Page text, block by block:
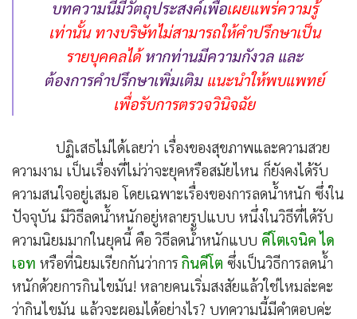
บทความนี้มีวัตถุประสงค์เพื่อเผยแพร่ความรู้
เท่านั้น ทางบริษัทไม่สามารถให้คำปรึกษาเป็น
รายบุคคลได้หากท่านมีความกังวล และ
ต้องการคำปรึกษาเพิ่มเติม แนะนำให้พบแพทย์
เพื่อรับการตรวจวินิจฉัย
ปฏิเสธไม่ได้เลยว่า เรื่องของสุขภาพและความสวย
ความงาม เป็นเรื่องที่ไม่ว่าจะยุคหรือสมัยไหน ก็ยังคงได้รับ
ความสนใจอยู่เสมอ โดยเฉพาะเรื่องของการลดน้ำหนัก ซึ่งใน
ปัจจุบัน มีวิธีลดน้ำหนักอยู่หลายรูปแบบ หนึ่งในวิธีที่ได้รับ
ความนิยมมากในยุคนี้ คือ วิธีลดน้ำหนักแบบ คีโตเจนิค ได
เอท หรือที่นิยมเรียกกันว่าการ กินคีโต ซึ่งเป็นวิธีการลดน้ำ
หนักด้วยการกินไขมัน! หลายคนเริ่มสงสัยแล้วใช่ไหมล่ะคะ
ว่ากินไขมัน แล้วจะผอมได้อย่างไร? บทความนี้มีคำตอบค่ะ